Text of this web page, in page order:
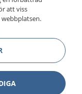
att viss